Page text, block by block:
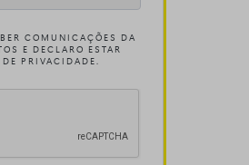
COMUNICAÇÕES DA
E DECLARO ESTAR
PRIVACIDADE.